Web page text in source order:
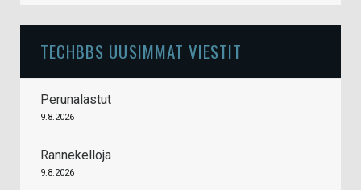
TECHBBS UUSIMMAT VIESTIT
Perunalastut
9.8.2026
Rannekelloja
9.8.2026